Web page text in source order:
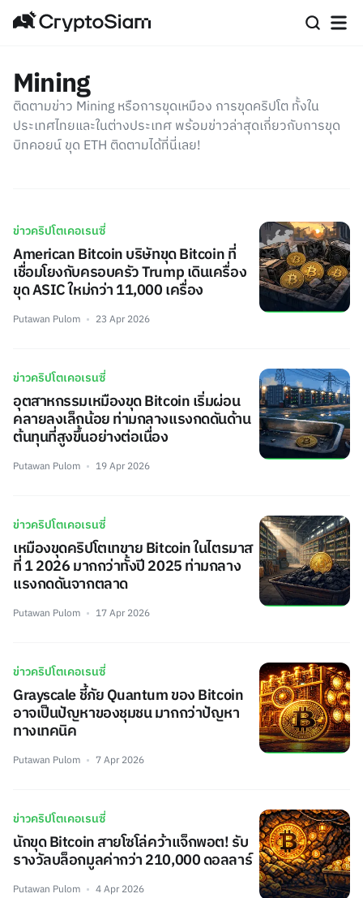
Mining
ติดตามข่าว Mining หรือการขุดเหมือง การขุดคริปโต ทั้งใน
ประเทศไทยและในต่างประเทศ พร้อมข่าวล่าสุดเกี่ยวกับการขุด
บิทคอยน์ ขุด ETH ติดตามได้ที่นี่เลย!
ข่าวคริปโตเคอเรนซี่
American Bitcoin บริษัทขุด Bitcoin ที่
เชื่อมโยงกับครอบครัว Trump เดินเครื่อง
ขุด ASIC ใหม่กว่า 11,000 เครื่อง
Putawan Pulom 23 Apr 2026
ข่าวคริปโตเคอเรนซี่
อุตสาหกรรมเหมืองขุด Bitcoin เริ่มผ่อน
คลายลงเล็กน้อย ท่ามกลางแรงกดดันด้าน
ต้นทุนที่สูงขึ้นอย่างต่อเนื่อง
Putawan Pulom 19 Apr 2026
ข่าวคริปโตเคอเรนซี่
เหมืองขุดคริปโตเทขาย Bitcoin ในไตรมาส
ที่ 1 2026 มากกว่าทั้งปี 2025 ท่ามกลาง
แรงกดดันจากตลาด
Putawan Pulom 17 Apr 2026
ข่าวคริปโตเคอเรนซี่
Grayscale ชี้ภัย Quantum ของ Bitcoin
อาจเป็นปัญหาของชุมชน มากกว่าปัญหา
ทางเทคนิค
Putawan Pulom 7 Apr 2026
ข่าวคริปโตเคอเรนซี่
นักขุด Bitcoin สายโซโล่คว้าแจ็กพอต! รับ
รางวัลบล็อกมูลค่ากว่า 210,000 ดอลลาร์
Putawan Pulom 4 Apr 2026